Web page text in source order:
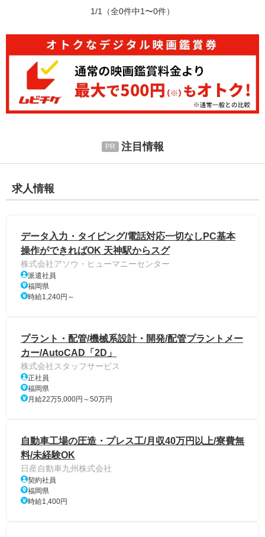
1/1 （全0件中1〜0件）
注目情報
求人情報
データ入力・タイピング/電話対応一切なしPC基本
操作ができればOK 天神駅からスグ
株式会社アソウ・ヒューマニーセンター
派遣社員
福岡県
時給1,240円～
プラント・配管/機械系設計・開発/配管プラントメー
カー/AutoCAD「2D」
株式会社スタッフサービス
正社員
福岡県
月給22万5,000円～50万円
自動車工場の圧造・プレス工/月収40万円以上/寮費無
料/未経験OK
日産自動車九州株式会社
契約社員
福岡県
時給1,400円